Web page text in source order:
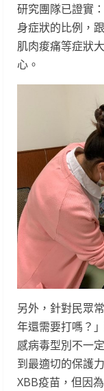
研究團隊已證實
身症狀的比例，
肌肉痠痛等症狀
心。
另外，針對民眾
年還需要打嗎？
感病毒型別不一
到最適切的保護
XBB疫苗，但因